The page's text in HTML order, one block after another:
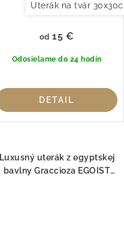
Uterák pre hostí 30x50cm
Uterák na tvár
Odosielame do 24 hodín
od 15 €
DETAIL
Luxusný uterák z egyptskej
bavlny Graccioza EGOIST